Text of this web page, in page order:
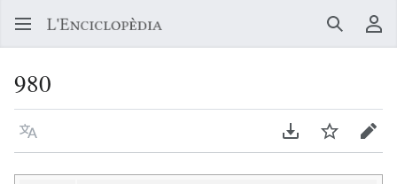
Buscar
980
Llegir en un atre idioma Descarregar en
Vigilar